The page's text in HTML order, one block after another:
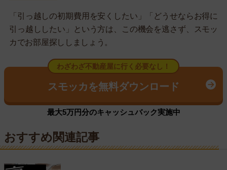
「引っ越しの初期費用を安くしたい」「どうせならお得に
引っ越ししたい」という方は、この機会を逃さず、スモッ
カでお部屋探ししましょう。
わざわざ不動産屋に行く必要なし！
スモッカを無料ダウンロード
最大5万円分のキャッシュバック実施中
おすすめ関連記事